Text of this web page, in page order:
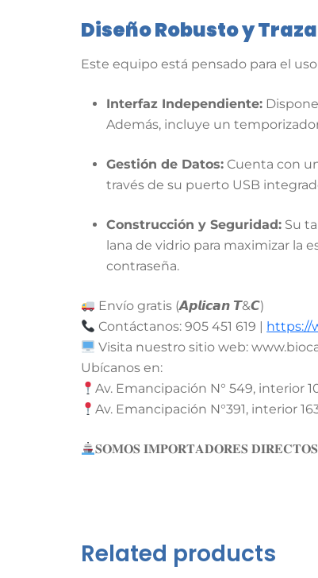
Diseño Robusto y
Este equipo está pensado para el
Interfaz Independiente:
Además, incluye un
Gestión de Datos: Cuenta con
través de su puerto USB
Construcción y Seguridad: Su
lana de vidrio para maximizar la
contraseña.
Envío gratis (𝘼𝙥𝙡𝙞𝙘𝙖𝙣 𝙏&𝘾)
Contáctanos: 905 451 619 | https://
Visita nuestro sitio web:
Ubícanos en:
Av. Emancipación N° 549, interior
Av. Emancipación N°391, interior
𝐒𝐎𝐌𝐎𝐒 𝐈𝐌𝐏𝐎𝐑𝐓𝐀𝐃𝐎𝐑𝐄𝐒 𝐃𝐈𝐑𝐄𝐂𝐓𝐎𝐒.
Related products